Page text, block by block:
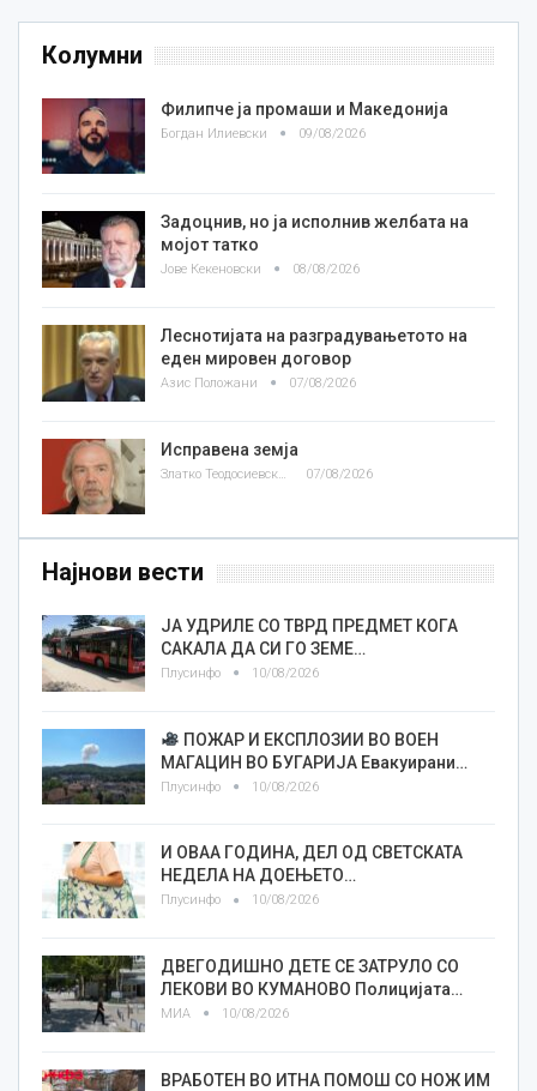
Колумни
Филипче ја промаши и Македонија
Богдан Илиевски 09/08/2026
Задоцнив, но ја исполнив желбата на
мојот татко
Јове Кекеновски 08/08/2026
Леснотијата на разградувањетото на
еден мировен договор
Азис Положани 07/08/2026
Исправена земја
07/08/2026
Најнови вести
ЈА УДРИЛЕ СО ТВРД ПРЕДМЕТ КОГА
САКАЛА ДА СИ ГО ЗЕМЕ…
Плусинфо 10/08/2026
ПОЖАР И ЕКСПЛОЗИИ ВО ВОЕН
МАГАЦИН ВО БУГАРИЈА Евакуирани…
Плусинфо 10/08/2026
И ОВАА ГОДИНА, ДЕЛ ОД СВЕТСКАТА
НЕДЕЛА НА ДОЕЊЕТО…
Плусинфо 10/08/2026
ДВЕГОДИШНО ДЕТЕ СЕ ЗАТРУЛО СО
ЛЕКОВИ ВО КУМАНОВО Полицијата…
МИА 10/08/2026
ВРАБОТЕН ВО ИТНА ПОМОШ СО НОЖ ИМ